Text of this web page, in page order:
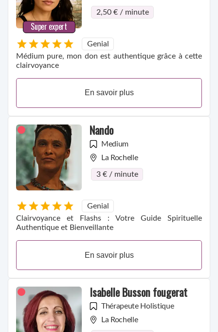
Super expert
2,50 € / minute
Genial
Médium pure, mon don est authentique grâce à cette
clairvoyance
En savoir plus
Nando
Medium
La Rochelle
3 € / minute
Genial
Clairvoyance et Flashs : Votre Guide Spirituelle
Authentique et Bienveillante
En savoir plus
Isabelle Busson fougerat
Thérapeute Holistique
La Rochelle